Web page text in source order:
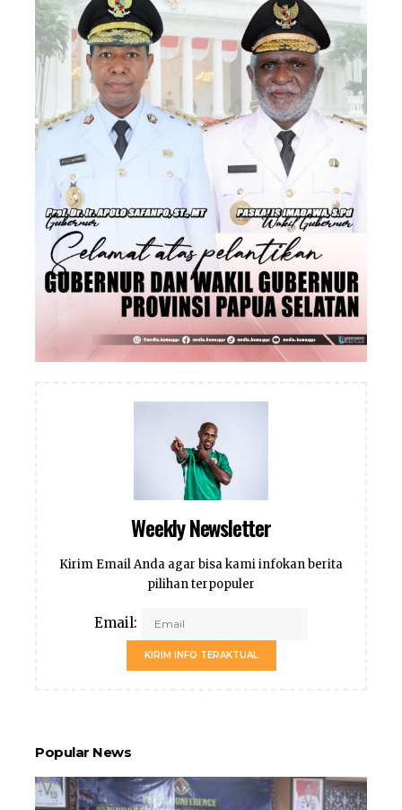
Weekly Newsletter
Kirim Email Anda agar bisa kami infokan berita
pilihan terpopuler
Email:
KIRIM INFO TERAKTUAL
Popular News